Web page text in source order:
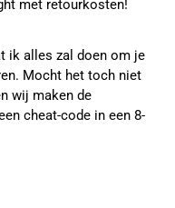
met retourkosten!
ik alles zal doen om je
Mocht het toch niet
wij maken de
cheat-code in een 8-